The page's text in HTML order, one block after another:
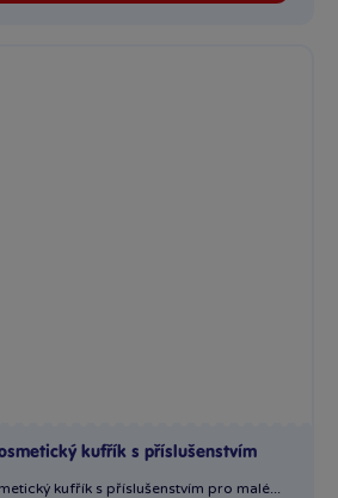
kufřík s příslušenstvím
kufřík s příslušenstvím pro malé...